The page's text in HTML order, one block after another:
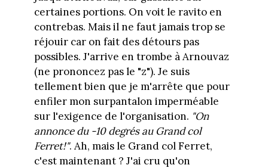
certaines portions. On voit le ravito en
contrebas. Mais il ne faut jamais trop se
réjouir car on fait des détours pas
possibles. J'arrive en trombe à Arnouvaz
(ne prononcez pas le "z"). Je suis
tellement bien que je m'arrête que pour
enfiler mon surpantalon imperméable
sur l'exigence de l'organisation. "On
annonce du -10 degrés au Grand col
Ferret!". Ah, mais le Grand col Ferret,
c'est maintenant ? J'ai cru qu'on